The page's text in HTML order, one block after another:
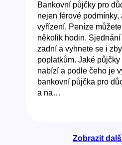
Bankovní půjčky pro
nejen férové
vyřízení. Peníze
několik hodin.
zadní a vyhnete se i
poplatkům. Jaké
nabízí a podle čeho je
bankovní půjčka pro
a na…
Zobrazit